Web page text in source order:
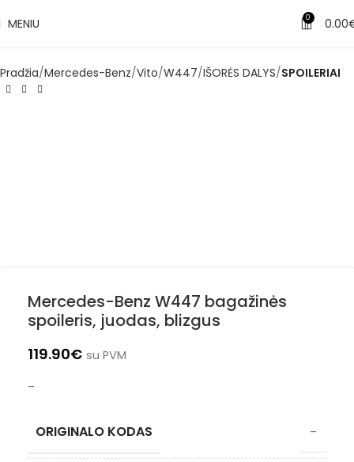
MENIU 0 0.00
Pradžia Mercedes-Benz Vito W447 IŠORĖS DALYS SPOILERIAI
Mercedes-Benz W447 bagažinės
spoileris, juodas, blizgus
119.90€ su PVM
–
ORIGINALO KODAS –